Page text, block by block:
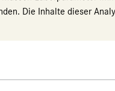
Die Inhalte dieser